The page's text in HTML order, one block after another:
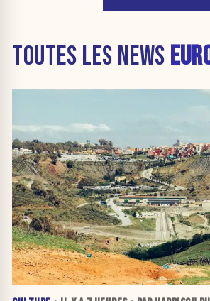
TOUTES LES NEWS